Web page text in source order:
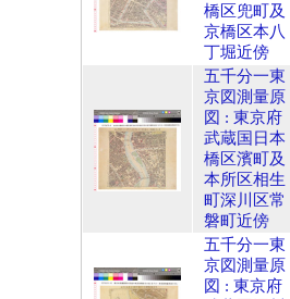
橋区兜町及
京橋区本八
丁堀近傍
五千分一東
京図測量原
図 : 東京府
武蔵国日本
橋区濱町及
本所区相生
町深川区常
磐町近傍
五千分一東
京図測量原
図 : 東京府